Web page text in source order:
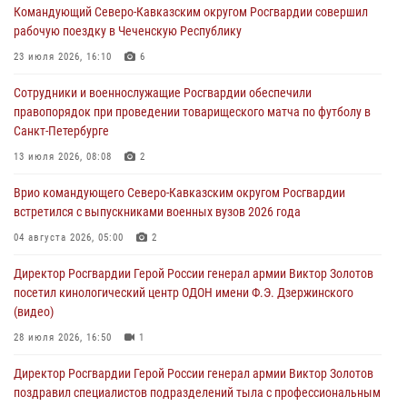
09 августа 2026, 11:00
Росгвардейцы в зоне СВО передали подарки детям и помогли
09 августа 2026, 09:00
В Чеченской Республике пожарные расчеты Росгвардии и МЧС
отработали межведомственное взаимодействие
В Центральных регионах России продолжается ведомственная
акция «Каникулы с Росгвардией»
Командующий Северо-Кавказским округом Росгвардии совершил
рабочую поездку в Чеченскую Республику
23 июля 2026, 16:10 6
Сотрудники и военнослужащие Росгвардии обеспечили
правопорядок при проведении товарищеского матча по футболу в
Санкт-Петербурге
13 июля 2026, 08:08 2
Врио командующего Северо-Кавказским округом Росгвардии
встретился с выпускниками военных вузов 2026 года
04 августа 2026, 05:00 2
Директор Росгвардии Герой России генерал армии Виктор Золотов
посетил кинологический центр ОДОН имени Ф.Э. Дзержинского
(видео)
28 июля 2026, 16:50 1
Директор Росгвардии Герой России генерал армии Виктор Золотов
поздравил специалистов подразделений тыла с профессиональным